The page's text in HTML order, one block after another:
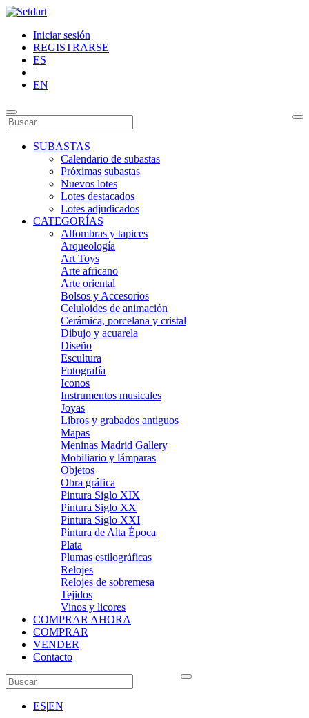
Iniciar sesión
REGISTRARSE
ES
|
EN
SUBASTAS
Calendario de subastas
Próximas subastas
Nuevos lotes
Lotes destacados
Lotes adjudicados
CATEGORÍAS
Alfombras y tapices
Arqueología
Art Toys
Arte africano
Arte oriental
Bolsos y Accesorios
Celuloides de animación
Cerámica, porcelana y cristal
Dibujo y acuarela
Diseño
Escultura
Fotografía
Iconos
Instrumentos musicales
Joyas
Libros y grabados antiguos
Mapas
Meninas Madrid Gallery
Mobiliario y lámparas
Objetos
Obra gráfica
Pintura Siglo XIX
Pintura Siglo XX
Pintura Siglo XXI
Pintura de Alta Época
Plata
Plumas estilográficas
Relojes
Relojes de sobremesa
Tejidos
Vinos y licores
COMPRAR AHORA
COMPRAR
VENDER
Contacto
ES|EN